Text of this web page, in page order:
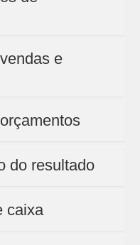
e
do resultado
caixa